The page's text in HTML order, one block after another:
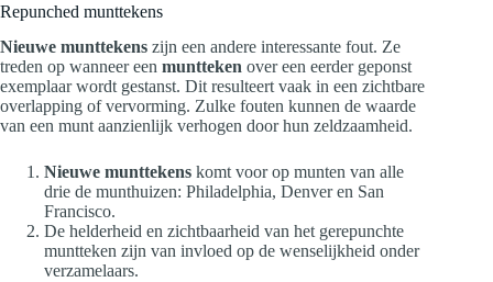
Repunched munttekens
Nieuwe munttekens zijn een andere interessante fout. Ze
treden op wanneer een muntteken over een eerder geponst
exemplaar wordt gestanst. Dit resulteert vaak in een zichtbare
overlapping of vervorming. Zulke fouten kunnen de waarde
van een munt aanzienlijk verhogen door hun zeldzaamheid.
Nieuwe munttekens komt voor op munten van alle
drie de munthuizen: Philadelphia, Denver en San
Francisco.
De helderheid en zichtbaarheid van het gerepunchte
muntteken zijn van invloed op de wenselijkheid onder
verzamelaars.